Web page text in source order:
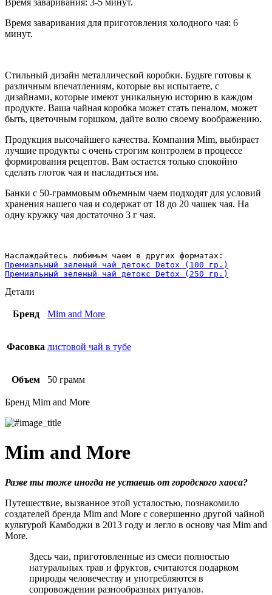
Время заваривания для приготовления холодного чая: 6
минут.
Стильный дизайн металлической коробки. Будьте готовы к
различным впечатлениям, которые вы испытаете, с
дизайнами, которые имеют уникальную историю в каждом
продукте. Ваша чайная коробка может стать пеналом, может
быть, цветочным горшком, дайте волю своему воображению.
Продукция высочайшего качества. Компания Mim, выбирает
лучшие продукты с очень строгим контролем в процессе
формирования рецептов. Вам остается только спокойно
сделать глоток чая и насладиться им.
Банки с 50-граммовым объемным чаем подходят для условий
хранения нашего чая и содержат от 18 до 20 чашек чая. На
одну кружку чая достаточно 3 г чая.
Премиальный зеленый чай детокс Detox (100 гр.)
Премиальный зеленый чай детокс Detox (250 гр.)
Детали
Бренд Mim and More
Фасовка листовой чай в тубе
Объем 50 грамм
Бренд Mim and More
Mim and More
Разве ты тоже иногда не устаешь от городского хаоса?
Путешествие, вызванное этой усталостью, познакомило
создателей бренда Mim and More с совершенно другой чайной
культурой Камбоджи в 2013 году и легло в основу чая Mim and
More.
Здесь чаи, приготовленные из смеси полностью
натуральных трав и фруктов, считаются подарком
природы человечеству и употребляются в
сопровождении разнообразных ритуалов.